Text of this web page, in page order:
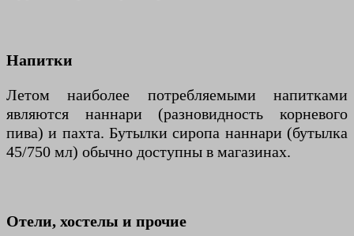
Напитки
Летом наиболее потребляемыми напитками
являются наннари (разновидность корневого
пива) и пахта. Бутылки сиропа наннари (бутылка
45/750 мл) обычно доступны в магазинах.
Отели, хостелы и прочие